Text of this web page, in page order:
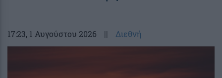
17:23, 1 Αυγούστου 2026 || Διεθνή